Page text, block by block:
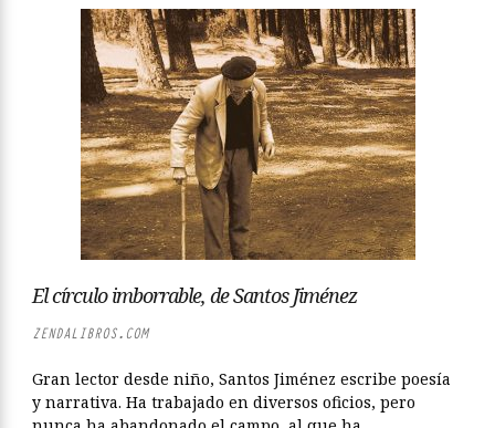
El círculo imborrable, de Santos Jiménez
ZENDALIBROS.COM
Gran lector desde niño, Santos Jiménez escribe poesía
y narrativa. Ha trabajado en diversos oficios, pero